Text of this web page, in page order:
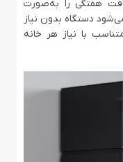
هفتگی را به‌صورت
دستگاه بدون نیاز
با نیاز هر خانه